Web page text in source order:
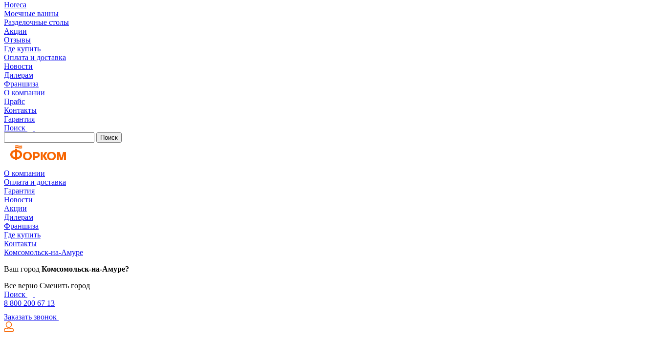
Horeca
Моечные ванны
Разделочные столы
Акции
Отзывы
Где купить
Оплата и доставка
Новости
Дилерам
Франшиза
О компании
Прайс
Контакты
Гарантия
Поиск
Поиск
О компании
Оплата и доставка
Гарантия
Новости
Акции
Дилерам
Франшиза
Где купить
Контакты
Комсомольск-на-Амуре
Ваш город Комсомольск-на-Амуре?
Все верно Сменить город
Поиск
8 800 200 67 13
Заказать звонок